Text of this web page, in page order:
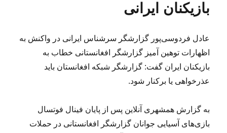
بازیکنان ایرانی
عادل فردوسی‌پور گزارشگر سرشناس ایرانی در واکنش به
اظهارات توهین آمیز گزارشگر افغانستانی خطاب به
بازیکنان ایران گفت: گزارشگر شبکه افغانستان باید
عذرخواهی یا برکنار شود.
به گزارش همشهری آنلاین پس از پایان فینال فوتسال
بازی‌های آسیایی جوانان گزارشگر افغانستانی در حملات